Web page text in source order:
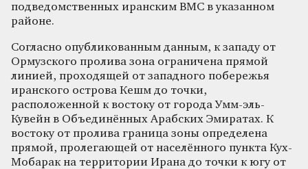
подведомственных иранским ВМС в указанном
районе.
Согласно опубликованным данным, к западу от
Ормузского пролива зона ограничена прямой
линией, проходящей от западного побережья
иранского острова Кешм до точки,
расположенной к востоку от города Умм-эль-
Кувейн в Объединённых Арабских Эмиратах. К
востоку от пролива граница зоны определена
прямой, пролегающей от населённого пункта Кух-
Мобарак на территории Ирана до точки к югу от